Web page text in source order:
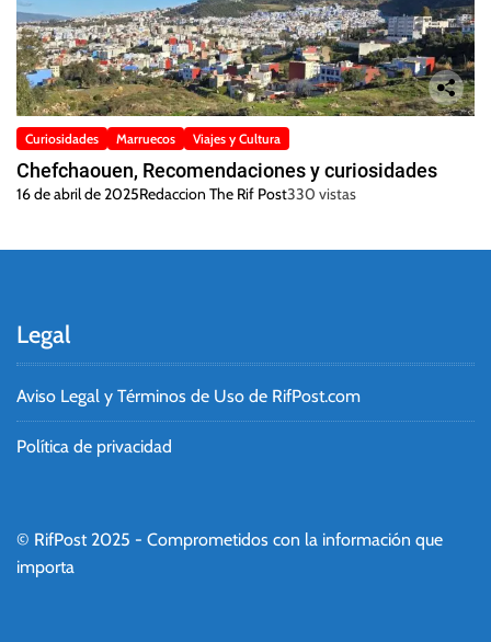
Curiosidades Marruecos Viajes y Cultura
Chefchaouen, Recomendaciones y curiosidades
16 de abril de 2025Redaccion The Rif Post330 vistas
Legal
Aviso Legal y Términos de Uso de RifPost.com
Política de privacidad
© RifPost 2025 - Comprometidos con la información que
importa